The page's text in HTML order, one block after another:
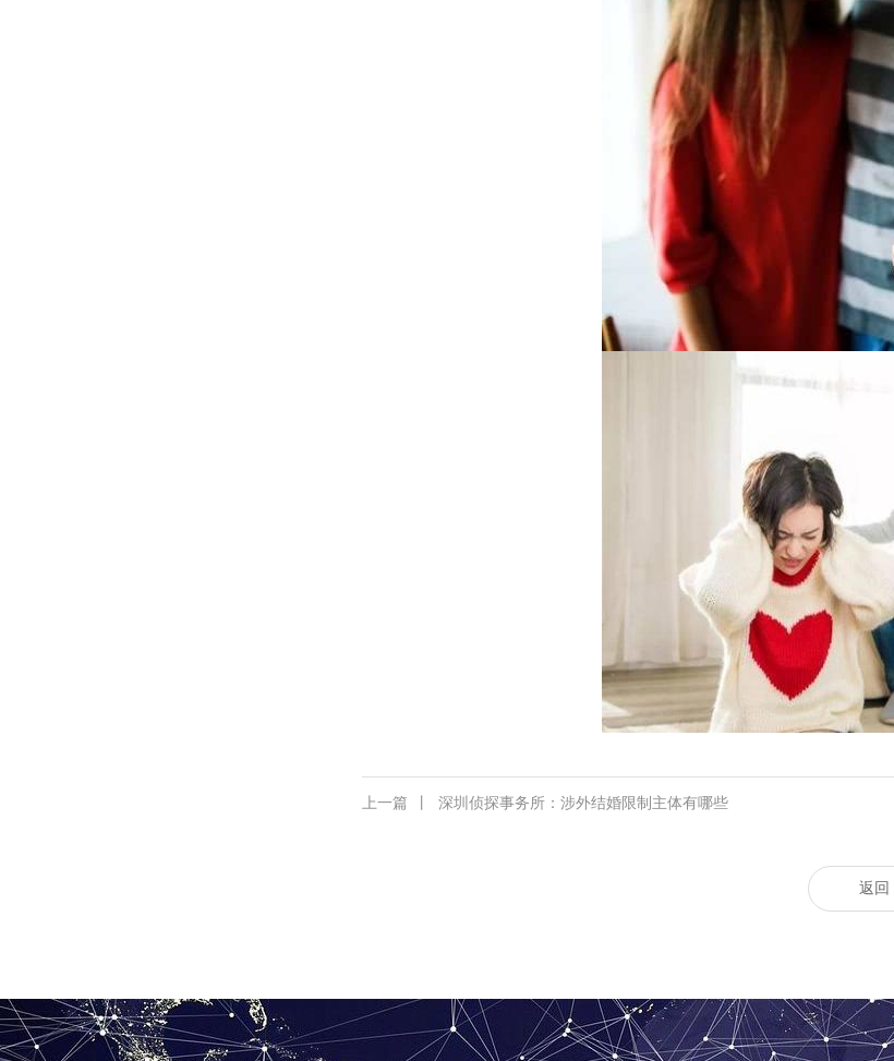
上一篇 深圳侦探事务所：涉外结婚限制主体有哪些
返回